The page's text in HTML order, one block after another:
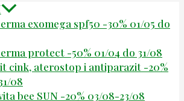
exomega spf50 -30% 01/05 do
protect -50% 01/04 do 31/08
cink, aterostop i antiparazit -20%
08
bee SUN -20% 03/08-23/08